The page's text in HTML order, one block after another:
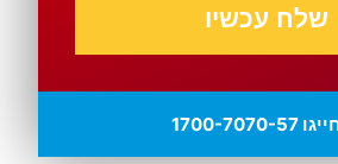
שלח עכשיו
7070-57